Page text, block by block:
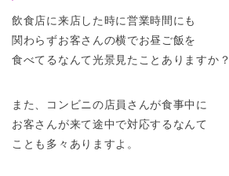
飲食店に来店した時に営業時間にも
関わらずお客さんの横でお昼ご飯を
食べてるなんて光景見たことありますか？
また、コンビニの店員さんが食事中に
お客さんが来て途中で対応するなんて
ことも多々ありますよ。